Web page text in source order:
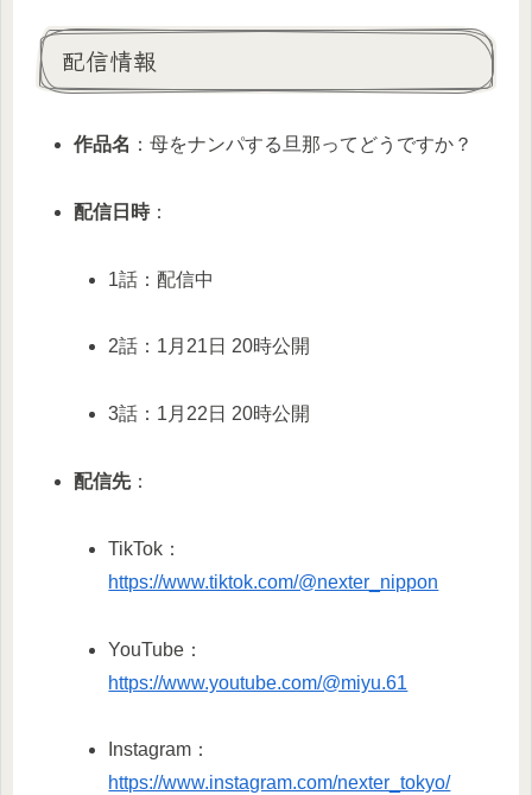
配信情報
作品名 ：母をナンパする旦那ってどうですか？
配信日時：
1話：配信中
2話：1月21日 20時公開
3話：1月22日 20時公開
配信先：
TikTok：
https://www.tiktok.com/@nexter_nippon
YouTube：
https://www.youtube.com/@miyu.61
Instagram：
https://www.instagram.com/nexter_tokyo/